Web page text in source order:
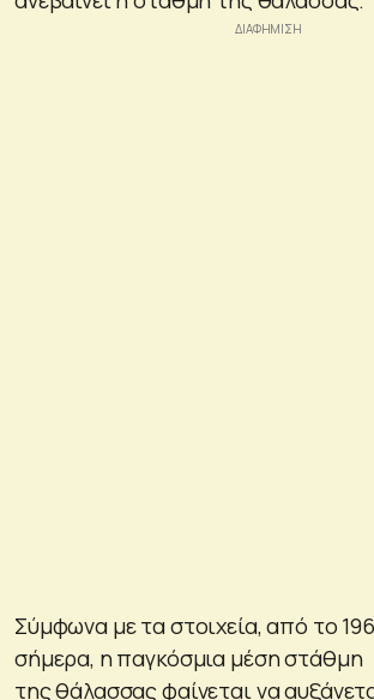
Σύμφωνα με τα στοιχεία, από το
σήμερα, η παγκόσμια μέση στάθμη
της θάλασσας φαίνεται να